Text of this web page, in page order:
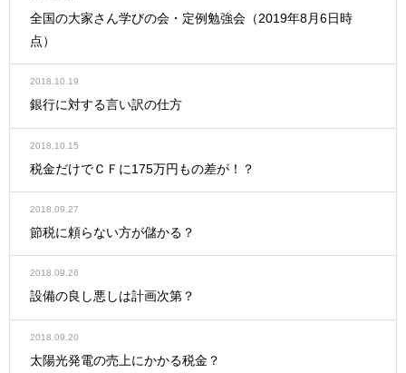
全国の大家さん学びの会・定例勉強会（2019年8月6日時
点）
2018.10.19
銀行に対する言い訳の仕方
2018.10.15
税金だけでＣＦに175万円もの差が！？
2018.09.27
節税に頼らない方が儲かる？
2018.09.26
設備の良し悪しは計画次第？
2018.09.20
太陽光発電の売上にかかる税金？